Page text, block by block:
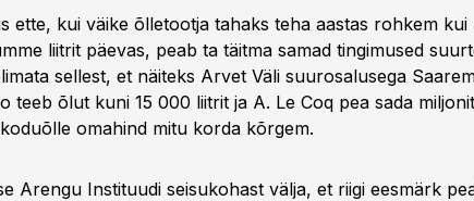
ette, kui väike õlletootja tahaks teha aastas rohkem
liitrit päevas, peab ta täitma samad tingimused
sellest, et näiteks Arvet Väli suurosalusega
teeb õlut kuni 15 000 liitrit ja A. Le Coq pea sada
omahind mitu korda kõrgem.
Arengu Instituudi seisukohast välja, et riigi eesmärk